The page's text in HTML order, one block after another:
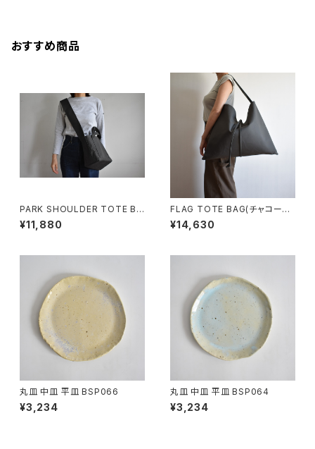
おすすめ商品
PARK SHOULDER TOTE BA
G (チャコール/グレー)
¥11,880
FLAG TOTE BAG(チャコール/
グレー)
¥14,630
丸皿 中皿 平皿 BSP066
¥3,234
丸皿 中皿 平皿 BSP064
¥3,234